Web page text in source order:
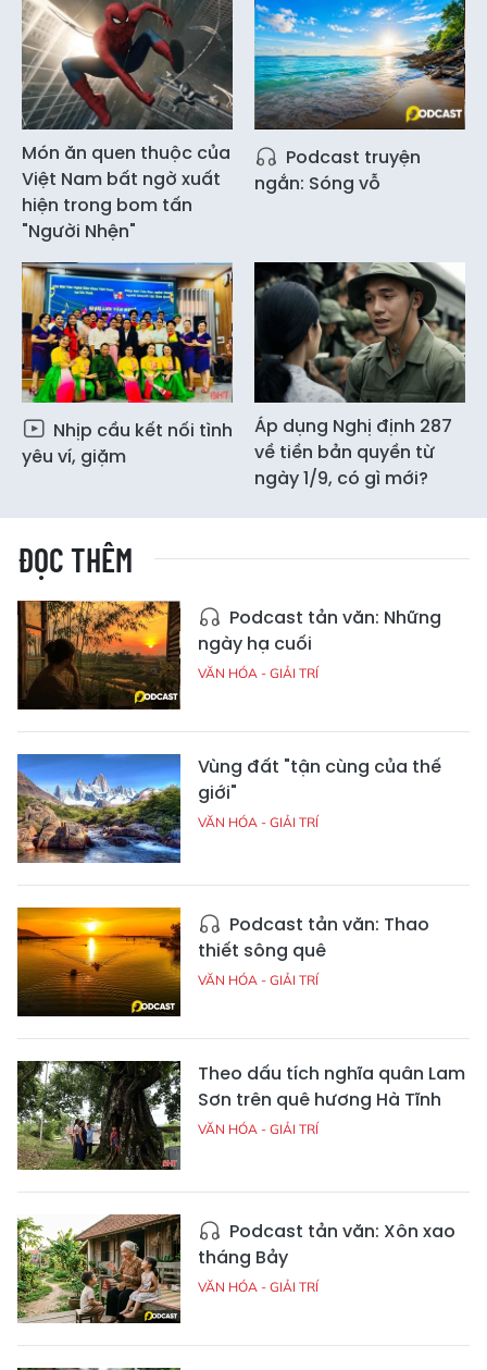
Món ăn quen thuộc của
Việt Nam bất ngờ xuất
hiện trong bom tấn
"Người Nhện"
Podcast truyện
ngắn: Sóng vỗ
Nhịp cầu kết nối tình
yêu ví, giặm
Áp dụng Nghị định 287
về tiền bản quyền từ
ngày 1/9, có gì mới?
ĐỌC THÊM
Podcast tản văn: Những
ngày hạ cuối
VĂN HÓA - GIẢI TRÍ
Vùng đất "tận cùng của thế
giới"
VĂN HÓA - GIẢI TRÍ
Podcast tản văn: Thao
thiết sông quê
VĂN HÓA - GIẢI TRÍ
Theo dấu tích nghĩa quân Lam
Sơn trên quê hương Hà Tĩnh
VĂN HÓA - GIẢI TRÍ
Podcast tản văn: Xôn xao
tháng Bảy
VĂN HÓA - GIẢI TRÍ